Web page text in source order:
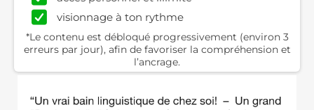
visionnage à ton rythme
*Le contenu est débloqué progressivement (environ 3
erreurs par jour), afin de favoriser la compréhension et
l’ancrage.